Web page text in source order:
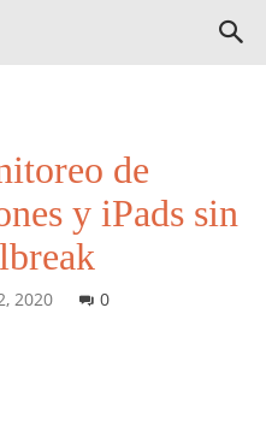
de
y iPads sin
2020 0